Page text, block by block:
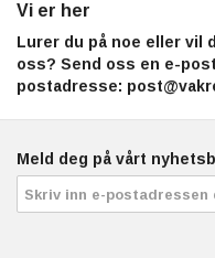
Vi er her
Lurer du på noe eller vil
oss? Send oss en e-
postadresse:
Meld deg på vårt